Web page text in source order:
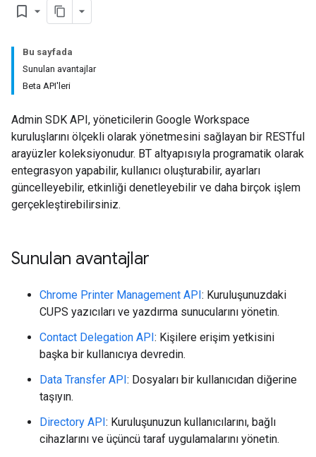
bookmark_border
Bu sayfada
Sunulan avantajlar
Beta API'leri
Admin SDK API, yöneticilerin Google Workspace
kuruluşlarını ölçekli olarak yönetmesini sağlayan bir RESTful
arayüzler koleksiyonudur. BT altyapısıyla programatik olarak
entegrasyon yapabilir, kullanıcı oluşturabilir, ayarları
güncelleyebilir, etkinliği denetleyebilir ve daha birçok işlem
gerçekleştirebilirsiniz.
Sunulan avantajlar
Chrome Printer Management API: Kuruluşunuzdaki
CUPS yazıcıları ve yazdırma sunucularını yönetin.
Contact Delegation API: Kişilere erişim yetkisini
başka bir kullanıcıya devredin.
Data Transfer API: Dosyaları bir kullanıcıdan diğerine
taşıyın.
Directory API: Kuruluşunuzun kullanıcılarını, bağlı
cihazlarını ve üçüncü taraf uygulamalarını yönetin.